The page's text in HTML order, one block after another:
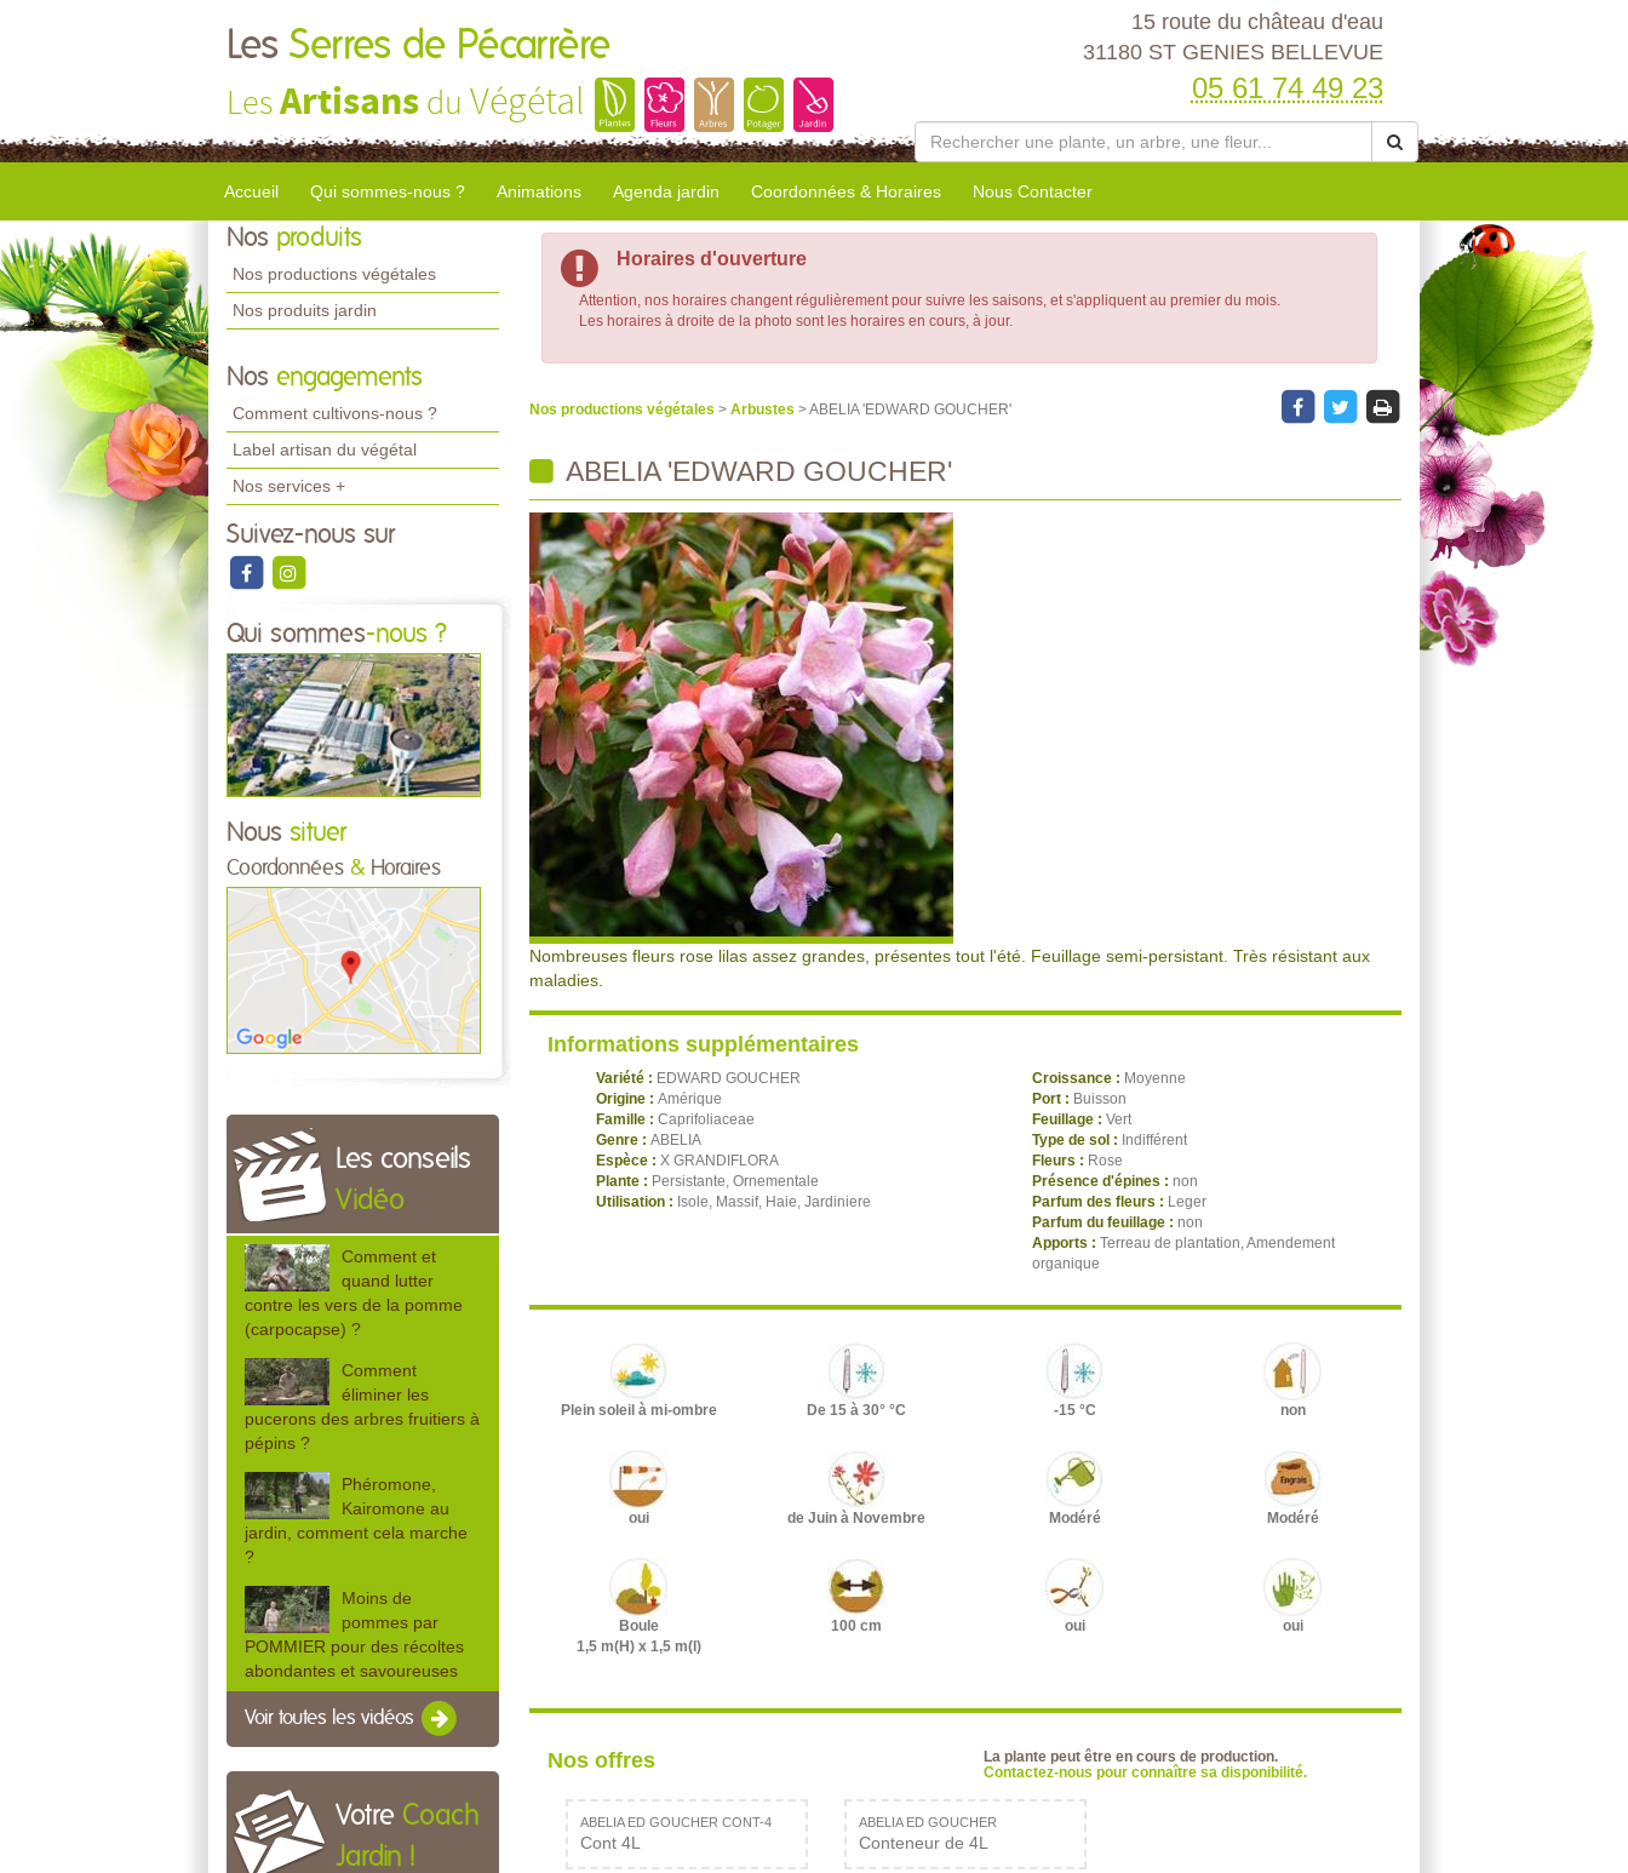
Les Serres de Pécarrère
LesArtisans du Végétal
15 route du château d'eau
31180 ST GENIES BELLEVUE
05 61 74 49 23
Accueil Qui sommes-nous ? Animations Agenda jardin Coordonnées & Horaires Nous Contacter
Nos produits
Nos productions végétales
Nos produits jardin
Nos engagements
Comment cultivons-nous ?
Label artisan du végétal
Nos services +
Suivez-nous sur
Qui sommes-nous ?
Nous situer
Coordonnées & Horaires
Les conseils
Vidéo
Comment et
quand lutter
contre les vers de la pomme
(carpocapse) ?
Comment
éliminer les
pucerons des arbres fruitiers à
pépins ?
Phéromone,
Kairomone au
jardin, comment cela marche
?
Moins de
pommes par
POMMIER pour des récoltes
abondantes et savoureuses
Voir toutes les vidéos
Votre Coach
Jardin !
Horaires d'ouverture
Attention, nos horaires changent régulièrement pour suivre les saisons, et s'appliquent au premier du mois.
Les horaires à droite de la photo sont les horaires en cours, à jour.
Nos productions végétales > Arbustes > ABELIA 'EDWARD GOUCHER'
ABELIA 'EDWARD GOUCHER'
Nombreuses fleurs rose lilas assez grandes, présentes tout l'été. Feuillage semi-persistant. Très résistant aux
maladies.
Informations supplémentaires
Variété : EDWARD GOUCHER
Origine : Amérique
Famille : Caprifoliaceae
Genre : ABELIA
Espèce : X GRANDIFLORA
Plante : Persistante, Ornementale
Utilisation : Isole, Massif, Haie, Jardiniere
Croissance : Moyenne
Port : Buisson
Feuillage : Vert
Type de sol : Indifférent
Fleurs : Rose
Présence d'épines : non
Parfum des fleurs : Leger
Parfum du feuillage : non
Apports : Terreau de plantation, Amendement
organique
Plein soleil à mi-ombre De 15 à 30° °C -15 °C non
oui de Juin à Novembre Modéré Modéré
Boule
1,5 m(H) x 1,5 m(l)
100 cm oui oui
Nos offres
La plante peut être en cours de production.
Contactez-nous pour connaître sa disponibilité.
ABELIA ED GOUCHER CONT-4
Cont 4L
ABELIA ED GOUCHER
Conteneur de 4L